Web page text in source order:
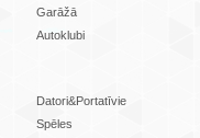
Garāžā
Autoklubi
Datori&Portatīvie
Spēles